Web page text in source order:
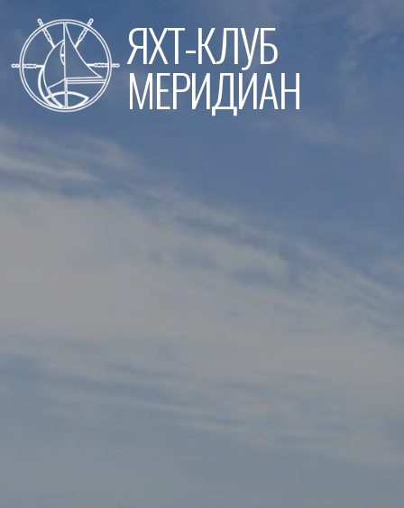
к
содержимому
ЯХТ-КЛУБ
МЕРИДИАН